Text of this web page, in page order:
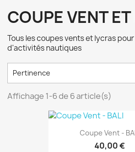
COUPE VENT ET
Tous les coupes vents et lycras
d'activités nautiques
Pertinence
Affichage 1-6 de 6 article(s)
Coupe Vent -
40,00 €